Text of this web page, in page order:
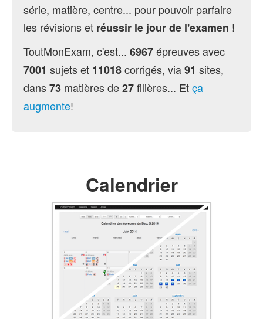
série, matière, centre... pour pouvoir parfaire
les révisions et réussir le jour de l'examen !
ToutMonExam, c'est... 6967épreuves avec
7001 sujets et 11018corrigés, via91 sites,
dans73 matières de27filières... Etça
augmente!
Calendrier